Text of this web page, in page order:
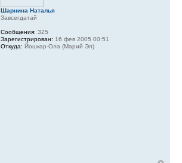
Шарнина Наталья
Завсегдатай
Сообщения: 325
Зарегистрирован: 16 фев 2005 00:51
Откуда: Йошкар-Ола (Марий Эл)